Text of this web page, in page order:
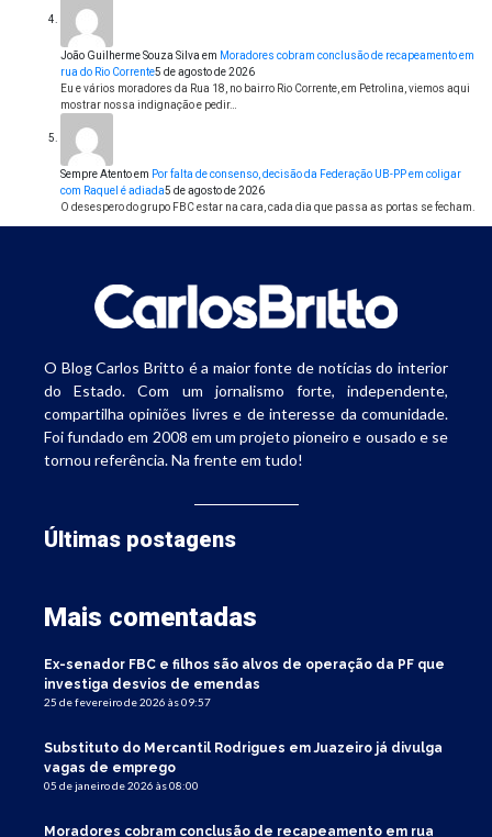
João Guilherme Souza Silva em Moradores cobram conclusão de recapeamento em
rua do Rio Corrente5 de agosto de 2026
Eu e vários moradores da Rua 18, no bairro Rio Corrente, em Petrolina, viemos aqui
mostrar nossa indignação e pedir…
Sempre Atentoem Por falta de consenso, decisão da Federação UB-PP em coligar
com Raquel é adiada5 de agosto de 2026
O desespero do grupo FBC estar na cara, cada dia que passa as portas se fecham.
O Blog Carlos Britto é a maior fonte de notícias do interior
do Estado. Com um jornalismo forte, independente,
compartilha opiniões livres e de interesse da comunidade.
Foi fundado em 2008 em um projeto pioneiro e ousado e se
tornou referência. Na frente em tudo!
Últimas postagens
Mais comentadas
Ex-senador FBC e filhos são alvos de operação da PF que
investiga desvios de emendas
25 de fevereiro de 2026 às 09:57
Substituto do Mercantil Rodrigues em Juazeiro já divulga
vagas de emprego
05 de janeiro de 2026 às 08:00
Moradores cobram conclusão de recapeamento em rua